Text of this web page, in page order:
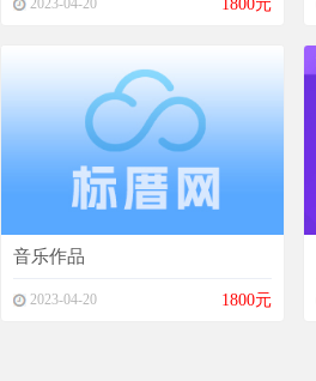
2023-04-20 1800元
音乐作品
2023-04-20 1800元